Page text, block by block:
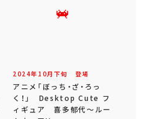
2024年 10月 下旬 登場
アニメ「ぼっち・ざ・ろっ
く！」 Desktop Cute フ
ィギュア 喜多郁代～ルー